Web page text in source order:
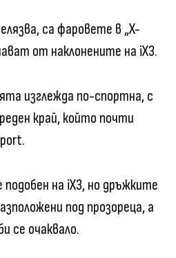
са фаровете в „X-
от наклонените на iX3.
изглежда по-спортна, с
край, който почти
на iX3, но дръжките
под прозореца, а
се очаквало.